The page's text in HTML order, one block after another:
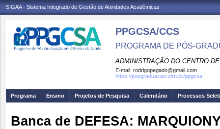
SIGAA - Sistema Integrado de Gestão de Atividades Acadêmicas
PPGCSA/CCS
PROGRAMA DE PÓS-
ADMINISTRAÇÃO DO CENTRO
E-mail: rodrigopegado@gmail.com
https://posgraduacao.ufrn.br/ppgcsa
Programa Ensino Projetos de Pesquisa Calendário Processos
Banca de DEFESA: